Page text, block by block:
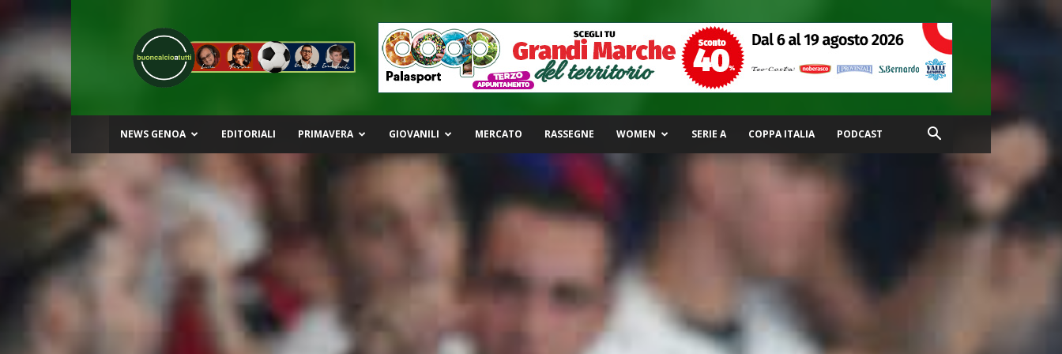
Buon
Calcio
a
Tutti
NEWS GENOA EDITORIALI PRIMAVERA GIOVANILI MERCATO RASSEGNE WOMEN SERIE A COPPA ITALIA PODCAST